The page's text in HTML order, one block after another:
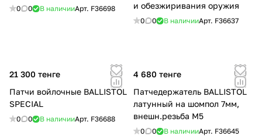
0 0 В наличииАрт. F36698
и обезжиривания оружия
0 0 В наличииАрт. F36637
21 300 тенге
Патчи войлочные BALLISTOL
SPECIAL
0 0 В наличииАрт. F36688
4 680 тенге
Патчедержатель BALLISTOL
латунный на шомпол 7мм,
внешн.резьба M5
0 0 В наличииАрт. F36645